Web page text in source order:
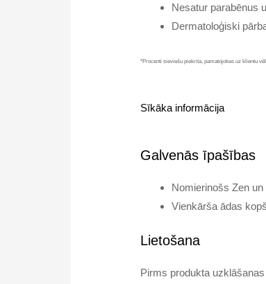
Nesatur parabēnus
Dermatoloģiski
*Procenti sieviešu piekrita, pamatojoties uz klientu
Sīkāka informācija
Galvenās īpašības
Nomierinošs Zen
Vienkārša ādas
Lietošana
Pirms produkta